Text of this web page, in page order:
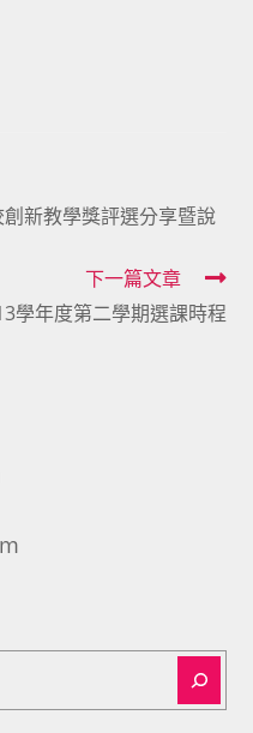
創新教學獎評選分享暨說
下一篇文章
學年度第二學期選課時程